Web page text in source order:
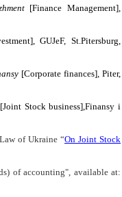
[Finance Management],
GUJeF, St.Pitersburg,
[Corporate finances], Piter,
[Joint Stock business],Finansy i
of Ukraine “On Joint Stock
of accounting", available at: